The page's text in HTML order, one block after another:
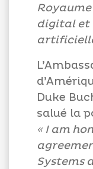
digital et
Duke
salué la
« I am
Systems